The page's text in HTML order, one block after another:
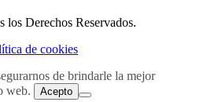
Derechos Reservados.
de cookies
de brindarle la mejor
web.
Acepto